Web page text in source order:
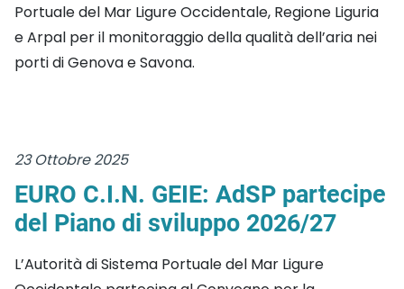
Portuale del Mar Ligure Occidentale, Regione Liguria
e Arpal per il monitoraggio della qualità dell’aria nei
porti di Genova e Savona.
23 Ottobre 2025
EURO C.I.N. GEIE: AdSP partecipe
del Piano di sviluppo 2026/27
L’Autorità di Sistema Portuale del Mar Ligure